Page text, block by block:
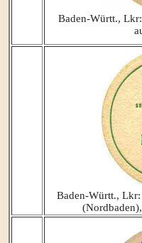
Baden-Württ.,
Baden-Württ.,